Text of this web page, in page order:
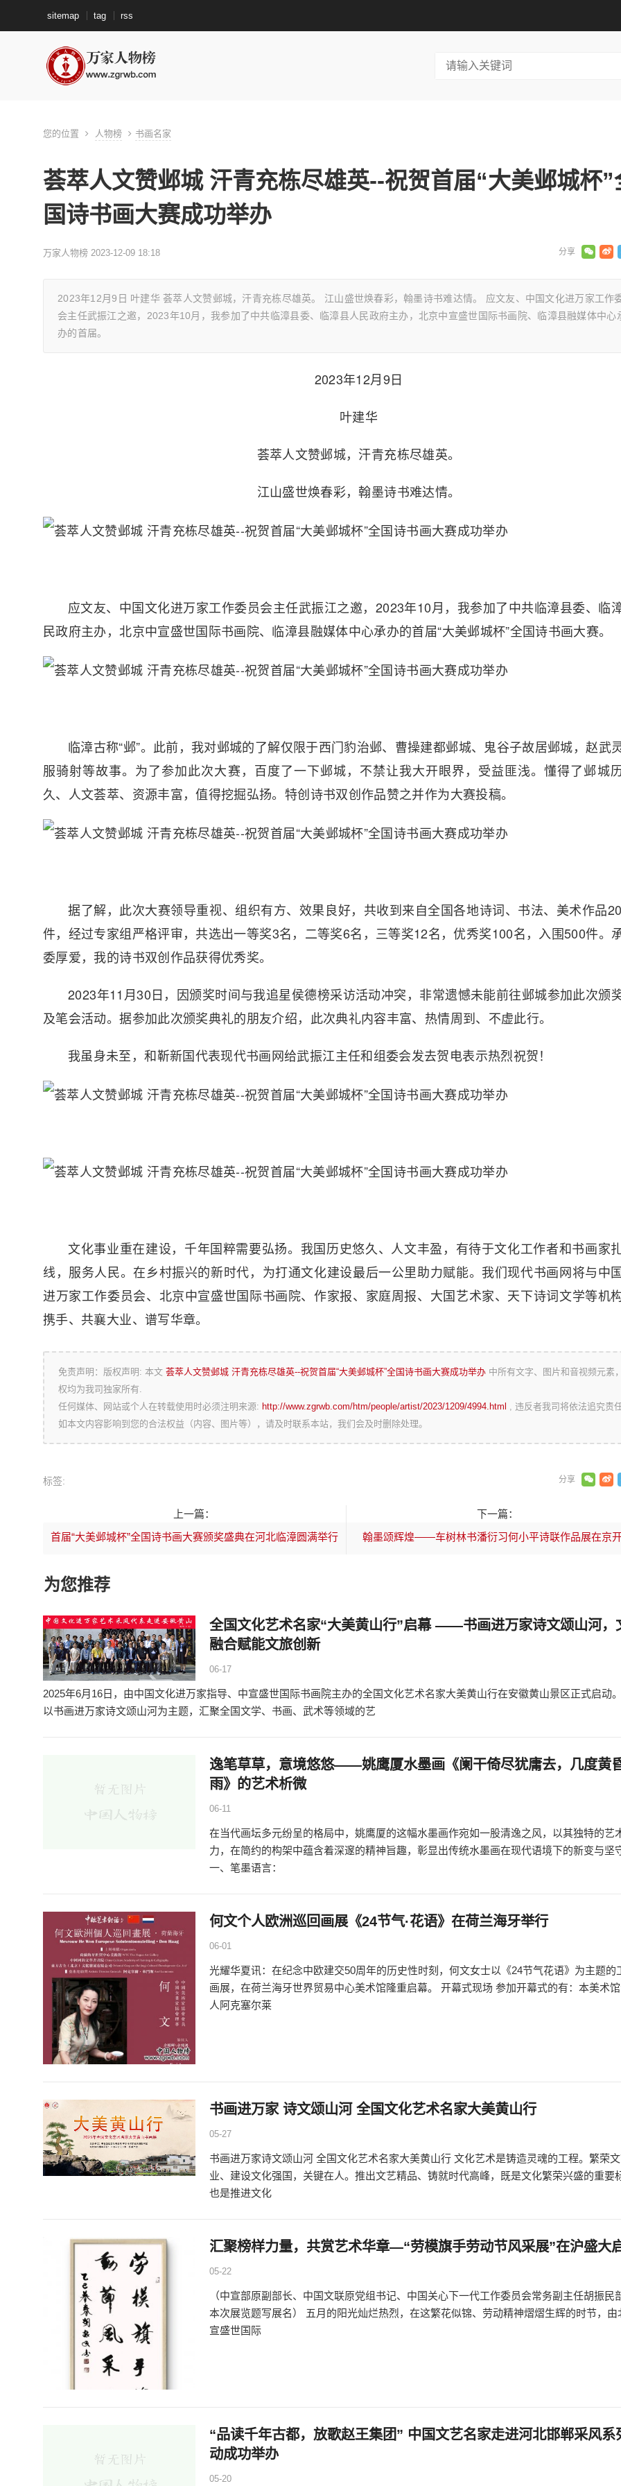
sitemap tag rss
您的位置 人物榜 书画名家
荟萃人文赞邺城 汗青充栋尽雄英--祝贺首届“大美邺城杯”
国诗书画大赛成功举办
万家人物榜 2023-12-09 18:18
2023年12月9日 叶建华 荟萃人文赞邺城，汗青充栋尽雄英。 江山盛世焕春彩，翰墨诗书难达情。 应文友、中国文化进万家工作
会主任武振江之邀，2023年10月，我参加了中共临漳县委、临漳县人民政府主办，北京中宣盛世国际书画院、临漳县融媒体中心
办的首届。
2023年12月9日
叶建华
荟萃人文赞邺城，汗青充栋尽雄英。
江山盛世焕春彩，翰墨诗书难达情。
应文友、中国文化进万家工作委员会主任武振江之邀，2023年10月，我参加了中共临漳县委、临
民政府主办，北京中宣盛世国际书画院、临漳县融媒体中心承办的首届“大美邺城杯”全国诗书画大赛。
临漳古称“邺”。此前，我对邺城的了解仅限于西门豹治邺、曹操建都邺城、鬼谷子故居邺城，赵武
服骑射等故事。为了参加此次大赛，百度了一下邺城，不禁让我大开眼界，受益匪浅。懂得了邺城
久、人文荟萃、资源丰富，值得挖掘弘扬。特创诗书双创作品赞之并作为大赛投稿。
据了解，此次大赛领导重视、组织有方、效果良好，共收到来自全国各地诗词、书法、美术作品
件，经过专家组严格评审，共选出一等奖3名，二等奖6名，三等奖12名，优秀奖100名，入围500件。
委厚爱，我的诗书双创作品获得优秀奖。
2023年11月30日，因颁奖时间与我追星侯德榜采访活动冲突，非常遗憾未能前往邺城参加此次颁
及笔会活动。据参加此次颁奖典礼的朋友介绍，此次典礼内容丰富、热情周到、不虚此行。
我虽身未至，和靳新国代表现代书画网给武振江主任和组委会发去贺电表示热烈祝贺！
文化事业重在建设，千年国粹需要弘扬。我国历史悠久、人文丰盈，有待于文化工作者和书画家
线，服务人民。在乡村振兴的新时代，为打通文化建设最后一公里助力赋能。我们现代书画网将与中
进万家工作委员会、北京中宣盛世国际书画院、作家报、家庭周报、大国艺术家、天下诗词文学等机
携手、共襄大业、谱写华章。
免责声明：版权声明: 本文 荟萃人文赞邺城 汗青充栋尽雄英--祝贺首届“大美邺城杯”全国诗书画大赛成功举办 中所有文字、图片和音视频元素
权均为我司独家所有.
任何媒体、网站或个人在转载使用时必须注明来源: http://www.zgrwb.com/htm/people/artist/2023/1209/4994.html , 违反者我司将依法追究责任
如本文内容影响到您的合法权益（内容、图片等），请及时联系本站，我们会及时删除处理。
标签:
上一篇：
首届“大美邺城杯”全国诗书画大赛颁奖盛典在河北临漳圆满举行
下一篇：
翰墨颂辉煌——车树林书潘衍习何小平诗联作品展在京
为您推荐
全国文化艺术名家“大美黄山行”启幕 ——书画进万家诗文颂山河，
融合赋能文旅创新
06-17
2025年6月16日，由中国文化进万家指导、中宣盛世国际书画院主办的全国文化艺术名家大美黄山行在安徽黄山景区正式启动
以书画进万家诗文颂山河为主题，汇聚全国文学、书画、武术等领域的艺
逸笔草草，意境悠悠——姚鹰厦水墨画《阑干倚尽犹庸去，几度黄
雨》的艺术析微
06-11
在当代画坛多元纷呈的格局中，姚鹰厦的这幅水墨画作宛如一股清逸之风，以其独特的艺
力，在简约的构架中蕴含着深邃的精神旨趣，彰显出传统水墨画在现代语境下的新变与坚
一、笔墨语言：
何文个人欧洲巡回画展《24节气·花语》在荷兰海牙举行
06-01
光耀华夏讯：在纪念中欧建交50周年的历史性时刻，何文女士以《24节气花语》为主题的
画展，在荷兰海牙世界贸易中心美术馆隆重启幕。 开幕式现场 参加开幕式的有：本美术
人阿克塞尔莱
书画进万家 诗文颂山河 全国文化艺术名家大美黄山行
05-27
书画进万家诗文颂山河 全国文化艺术名家大美黄山行 文化艺术是铸造灵魂的工程。繁荣
业、建设文化强国，关键在人。推出文艺精品、铸就时代高峰，既是文化繁荣兴盛的重要
也是推进文化
汇聚榜样力量，共赏艺术华章—“劳模旗手劳动节风采展”在沪盛大
05-22
（中宣部原副部长、中国文联原党组书记、中国关心下一代工作委员会常务副主任胡振民
本次展览题写展名） 五月的阳光灿烂热烈，在这繁花似锦、劳动精神熠熠生辉的时节，由
宣盛世国际
“品读千年古都，放歌赵王集团” 中国文艺名家走进河北邯郸采风系
动成功举办
05-20